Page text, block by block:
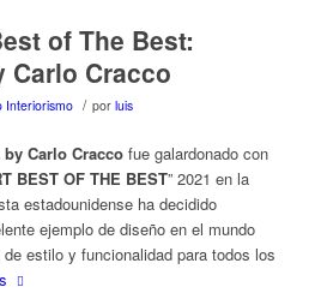
of The Best:
Carlo Cracco
Interiorismo / por luis
by Carlo Craccofue galardonado con
BEST OF THE BEST” 2021 en la
estadounidense ha decidido
ejemplo de diseño en el mundo
estilo y funcionalidad para todos los